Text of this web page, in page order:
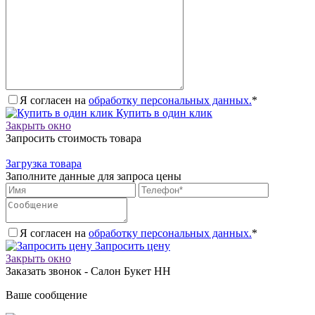
Я согласен на обработку персональных данных.*
Купить в один клик
Закрыть окно
Запросить стоимость товара
Загрузка товара
Заполните данные для запроса цены
Я согласен на обработку персональных данных.*
Запросить цену
Закрыть окно
Заказать звонок - Салон Букет НН
Ваше сообщение